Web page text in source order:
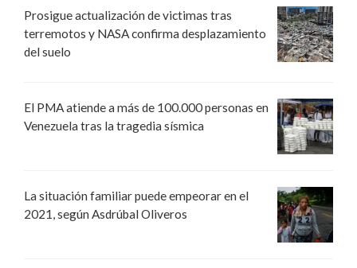
Prosigue actualización de victimas tras
terremotos y NASA confirma desplazamiento
del suelo
El PMA atiende a más de 100.000 personas en
Venezuela tras la tragedia sísmica
La situación familiar puede empeorar en el
2021, según Asdrúbal Oliveros